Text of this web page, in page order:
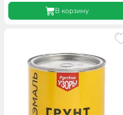
В корзину